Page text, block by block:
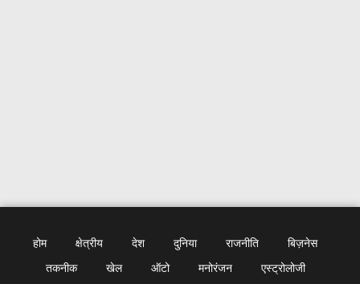
होम क्षेत्रीय देश दुनिया राजनीति
बिज़नेस
तकनीक
खेल ऑटो मनोरंजन
एस्ट्रोलोजी